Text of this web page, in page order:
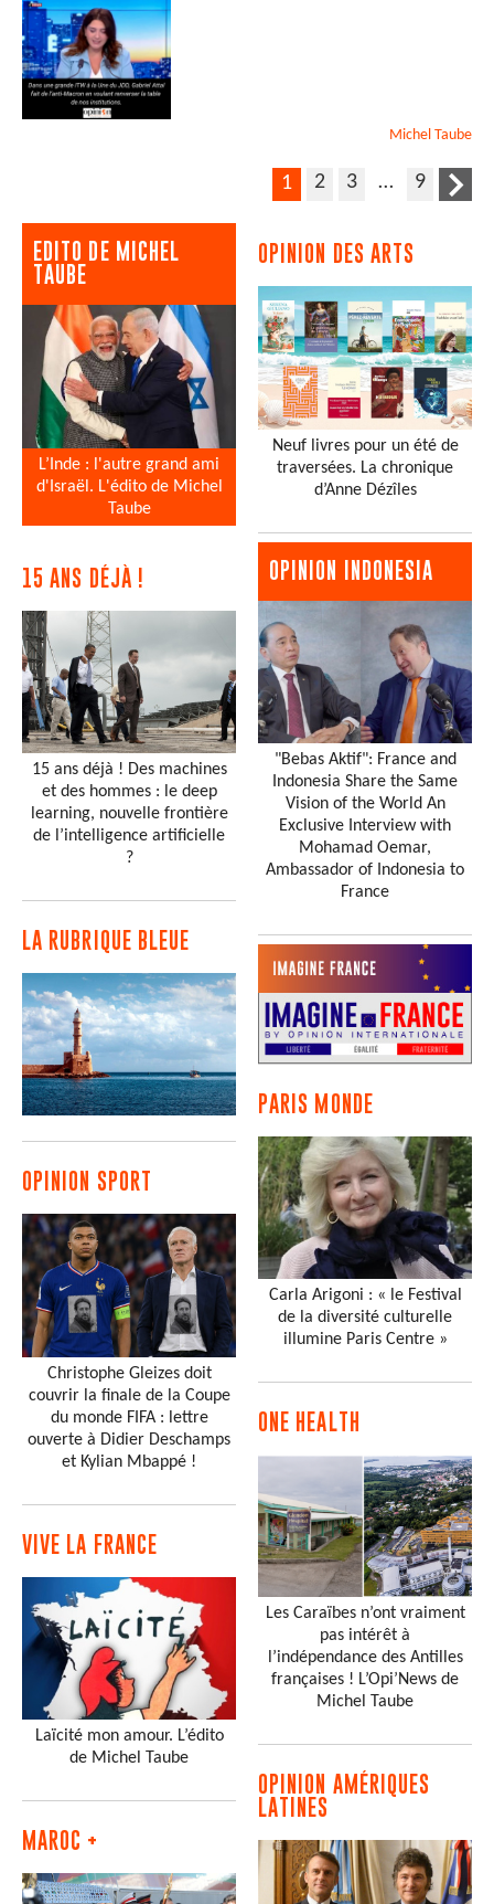
Michel Taube
1 2 3 … 9
EDITO DE MICHEL
TAUBE
L’Inde : l'autre grand ami
d'Israël. L'édito de Michel
Taube
15 ANS DÉJÀ !
15 ans déjà ! Des machines
et des hommes : le deep
learning, nouvelle frontière
de l’intelligence artificielle
?
LA RUBRIQUE BLEUE
OPINION SPORT
Christophe Gleizes doit
couvrir la finale de la Coupe
du monde FIFA : lettre
ouverte à Didier Deschamps
et Kylian Mbappé !
VIVE LA FRANCE
Laïcité mon amour. L’édito
de Michel Taube
MAROC +
OPINION DES ARTS
Neuf livres pour un été de
traversées. La chronique
d’Anne Dézîles
OPINION INDONESIA
"Bebas Aktif": France and
Indonesia Share the Same
Vision of the World An
Exclusive Interview with
Mohamad Oemar,
Ambassador of Indonesia to
France
PARIS MONDE
Carla Arigoni : « le Festival
de la diversité culturelle
illumine Paris Centre »
ONE HEALTH
Les Caraïbes n’ont vraiment
pas intérêt à
l’indépendance des Antilles
françaises ! L’Opi’News de
Michel Taube
OPINION AMÉRIQUES
LATINES